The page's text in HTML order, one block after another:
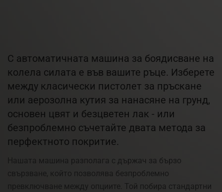
С автоматичната машина за боядисване на
колела силата е във вашите ръце. Изберете
между класически пистолет за пръскане
или аерозолна кутия за нанасяне на грунд,
основен цвят и безцветен лак - или
безпроблемно съчетайте двата метода за
перфектното покритие.
Нашата машина разполага с държач за бързо
свързване, който позволява безпроблемно
превключване между опциите. Той побира стандартни